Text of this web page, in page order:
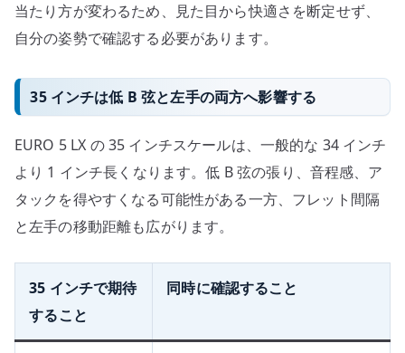
当たり方が変わるため、見た目から快適さを断定せず、
自分の姿勢で確認する必要があります。
35 インチは低 B 弦と左手の両方へ影響する
EURO 5 LX の 35 インチスケールは、一般的な 34 インチ
より 1 インチ長くなります。低 B 弦の張り、音程感、ア
タックを得やすくなる可能性がある一方、フレット間隔
と左手の移動距離も広がります。
35 インチで期待
すること
同時に確認すること